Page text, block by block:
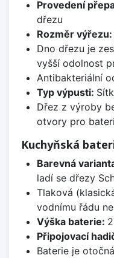
Provedení
dřezu
Rozměr výřezu:
Dno dřezu je
vyšší odolnost
Antibakteriální
Typ výpusti:
Dřez z výroby
otvory pro
Kuchyňská
Barevná
ladí se dřezy
Tlaková
vodnímu řádu
Výška baterie:
Připojovací
Baterie je